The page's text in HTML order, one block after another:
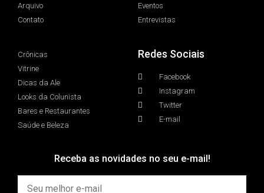
Arquivo
Contato
Eventos
Entrevistas
Crônicas
Vitrine
Dicas da Ale
Looks da Colunista
Bares e Restaurantes
Saúde e Beleza
Redes Sociais
Facebook
Instagram
Twitter
E-mail
Receba as novidades no seu e-mail!